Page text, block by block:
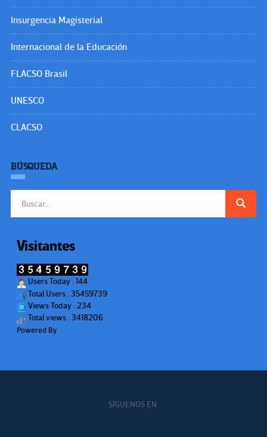
Insurgencia Magisterial
Internacional de la Educación
FLACSO Brasil
UNESCO
CLACSO
BÚSQUEDA
Visitantes
Users Today : 144
Total Users : 35459739
Views Today : 234
Total views : 3418206
Powered By
SÍGUENOS EN: